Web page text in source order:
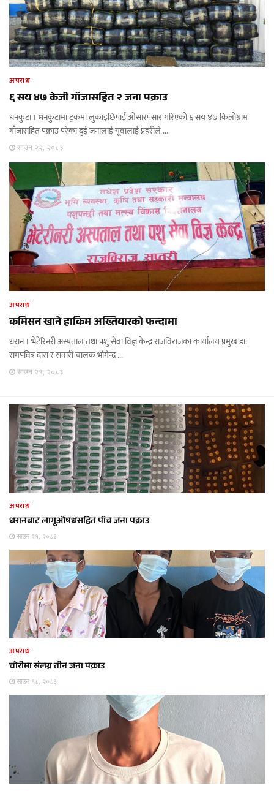
अपराध
६ सय ४७ केजी गाँजासहित २ जना पक्राउ
धनकुटा । धनकुटामा ट्रकमा लुकाइछिपाई ओसारपसार गरिएको ६ सय ४७ किलोग्राम
गाँजासहित पक्राउ परेका दुई जनालाई यूवालाई प्रहरीले ...
साउन २२, २०८३
अपराध
कमिसन खाने हाकिम अख्तियारको फन्दामा
धरान । भेटेरिनरी अस्पताल तथा पशु सेवा विज्ञ केन्द्र राजविराजका कार्यालय प्रमुख डा.
रामपवित्र दास र सवारी चालक भोगेन्द्र ...
साउन २१, २०८३
अपराध
धरानबाट लागूऔषधसहित पाँच जना पक्राउ
साउन २१, २०८३
अपराध
चोरीमा संलग्न तीन जना पक्राउ
साउन १८, २०८३